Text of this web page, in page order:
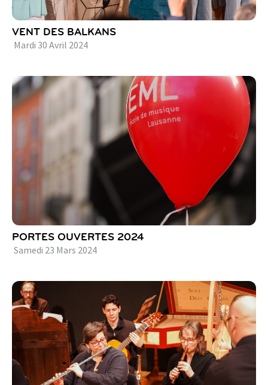
VENT DES BALKANS
Mardi 30 Avril 2024
PORTES OUVERTES 2024
Samedi 23 Mars 2024